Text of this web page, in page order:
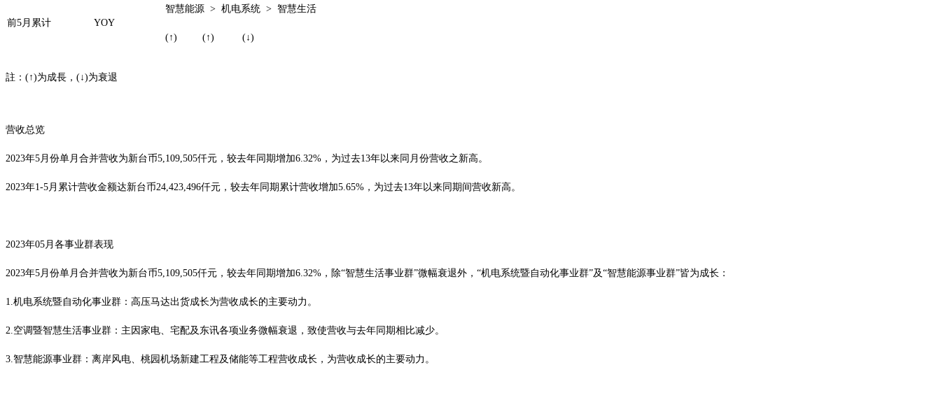
前5月累计 YOY
智慧能源 > 机电系统 > 智慧生活
(↑) (↑) (↓)
註：(↑)为成長，(↓)为衰退
营收总览
2023年5月份单月合并营收为新台币5,109,505仟元，较去年同期增加6.32%，为过去13年以来同月份营收之新高。
2023年1-5月累计营收金额达新台币24,423,496仟元，较去年同期累计营收增加5.65%，为过去13年以来同期间营收新高。
2023年05月各事业群表现
2023年5月份单月合并营收为新台币5,109,505仟元，较去年同期增加6.32%，除“智慧生活事业群”微幅衰退外，“机电系统暨自动化事业群”及“智慧能源事业群”皆为成长：
1.机电系统暨自动化事业群：高压马达出货成长为营收成长的主要动力。
2.空调暨智慧生活事业群：主因家电、宅配及东讯各项业务微幅衰退，致使营收与去年同期相比减少。
3.智慧能源事业群：离岸风电、桃园机场新建工程及储能等工程营收成长，为营收成长的主要动力。